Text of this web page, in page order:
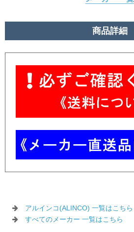
商品詳細
アルインコ(ALINCO) 一覧はこちら
すべてのメーカー 一覧はこちら